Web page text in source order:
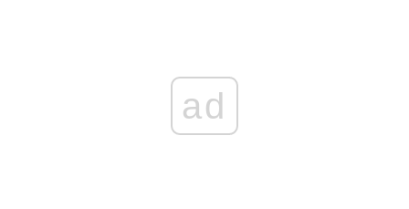
ad